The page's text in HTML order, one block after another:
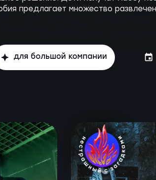
предлагает множество
для большой компании